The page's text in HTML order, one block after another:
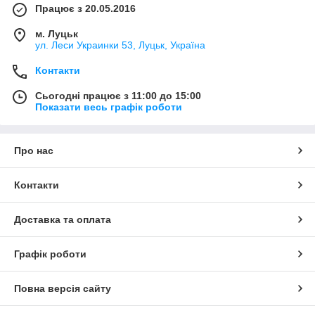
Працює з 20.05.2016
м. Луцьк
ул. Леси Украинки 53, Луцьк, Україна
Контакти
Сьогодні працює з 11:00 до 15:00
Показати весь графік роботи
Про нас
Контакти
Доставка та оплата
Графік роботи
Повна версія сайту